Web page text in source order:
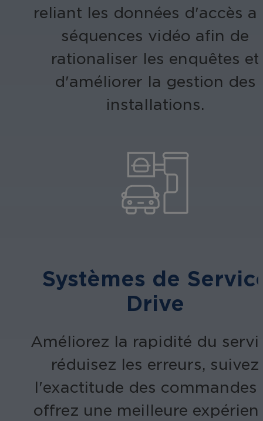
reliant les données d'accès
séquences vidéo afin de
rationaliser les enquêtes et
d'améliorer la gestion des
installations.
Systèmes de
Drive
Améliorez la rapidité du
réduisez les erreurs, suivez
l'exactitude des commandes
offrez une meilleure